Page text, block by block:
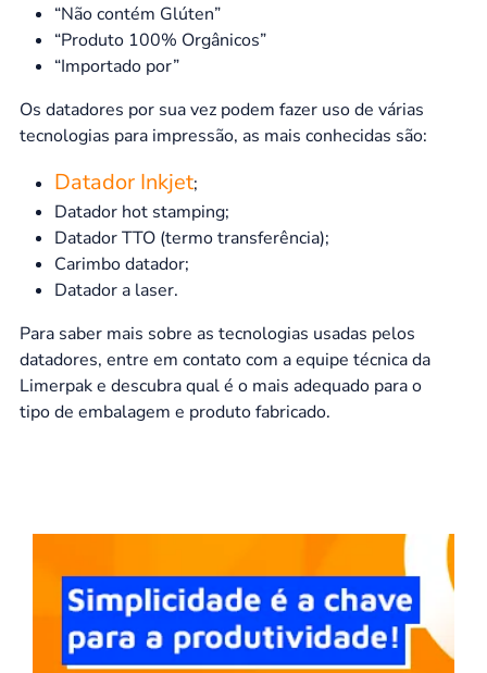
“Não contém Glúten”
“Produto 100% Orgânicos”
“Importado por”
Os datadores por sua vez podem fazer uso de várias
tecnologias para impressão, as mais conhecidas são:
Datador Inkjet;
Datador hot stamping;
Datador TTO (termo transferência);
Carimbo datador;
Datador a laser.
Para saber mais sobre as tecnologias usadas pelos
datadores, entre em contato com a equipe técnica da
Limerpak e descubra qual é o mais adequado para o
tipo de embalagem e produto fabricado.